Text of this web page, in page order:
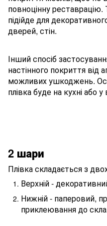
повноцінну
підійде для
дверей, стін.
Інший спосіб
настінного покриття
можливих ушкоджень.
плівка буде на кухні або у
2 шари
Плівка складається з
Верхній -
Нижній - паперовий,
приклеювання до